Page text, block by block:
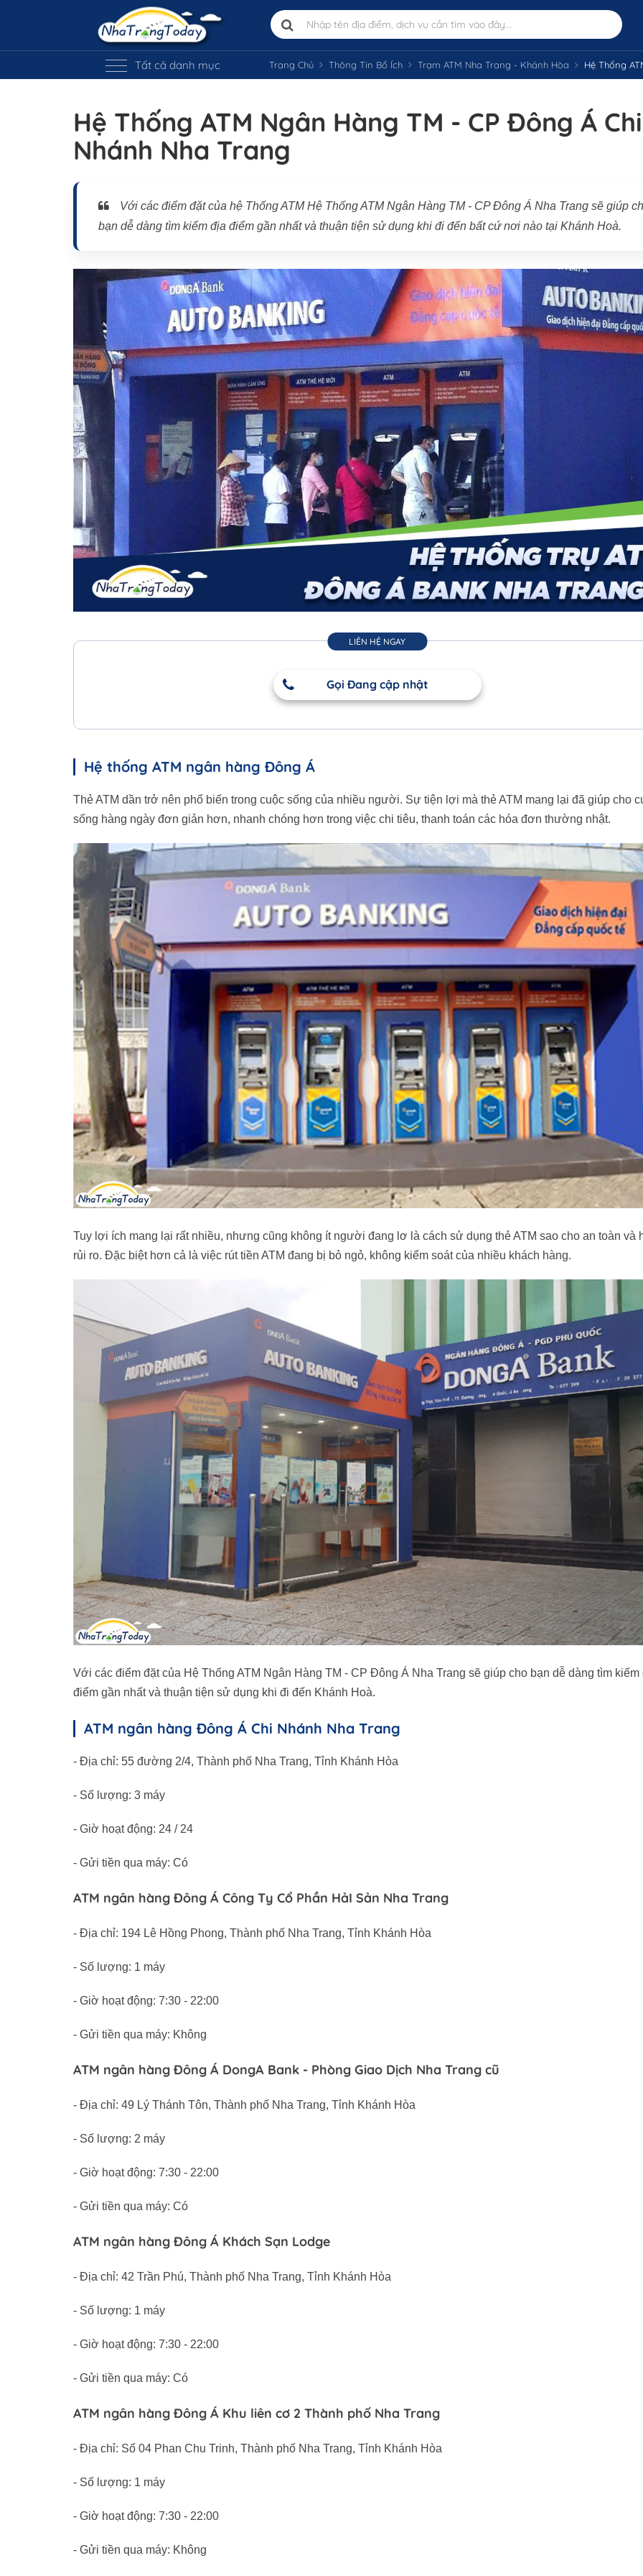
Tất cả danh mục Trang Chủ Thông Tin Bổ Ích Trạm ATM Nha Trang - Khánh Hòa Hệ Thống
Hệ Thống ATM Ngân Hàng TM - CP Đông Á Chi
Nhánh Nha Trang
Với các điểm đặt của hệ Thống ATM Hệ Thống ATM Ngân Hàng TM - CP Đông Á Nha Trang sẽ giúp
bạn dễ dàng tìm kiếm địa điểm gần nhất và thuận tiện sử dụng khi đi đến bất cứ nơi nào tại Khánh Hoà.
LIÊN HỆ NGAY
Gọi Đang cập nhật
Hệ thống ATM ngân hàng Đông Á
Thẻ ATM dần trở nên phổ biến trong cuộc sống của nhiều người. Sự tiện lợi mà thẻ ATM mang lại đã giúp cho
sống hàng ngày đơn giản hơn, nhanh chóng hơn trong việc chi tiêu, thanh toán các hóa đơn thường nhật.
Tuy lợi ích mang lại rất nhiều, nhưng cũng không ít người đang lơ là cách sử dụng thẻ ATM sao cho an toàn và
rủi ro. Đặc biệt hơn cả là việc rút tiền ATM đang bị bỏ ngỏ, không kiểm soát của nhiều khách hàng.
Với các điểm đặt của Hệ Thống ATM Ngân Hàng TM - CP Đông Á Nha Trang sẽ giúp cho bạn dễ dàng tìm kiếm
điểm gần nhất và thuận tiện sử dụng khi đi đến Khánh Hoà.
ATM ngân hàng Đông Á Chi Nhánh Nha Trang
- Địa chỉ: 55 đường 2/4, Thành phố Nha Trang, Tỉnh Khánh Hòa
- Số lượng: 3 máy
- Giờ hoạt động: 24 / 24
- Gửi tiền qua máy: Có
ATM ngân hàng Đông Á Công Ty Cổ Phần HảI Sản Nha Trang
- Địa chỉ: 194 Lê Hồng Phong, Thành phố Nha Trang, Tỉnh Khánh Hòa
- Số lượng: 1 máy
- Giờ hoạt động: 7:30 - 22:00
- Gửi tiền qua máy: Không
ATM ngân hàng Đông Á DongA Bank - Phòng Giao Dịch Nha Trang cũ
- Địa chỉ: 49 Lý Thánh Tôn, Thành phố Nha Trang, Tỉnh Khánh Hòa
- Số lượng: 2 máy
- Giờ hoạt động: 7:30 - 22:00
- Gửi tiền qua máy: Có
ATM ngân hàng Đông Á Khách Sạn Lodge
- Địa chỉ: 42 Trần Phú, Thành phố Nha Trang, Tỉnh Khánh Hòa
- Số lượng: 1 máy
- Giờ hoạt động: 7:30 - 22:00
- Gửi tiền qua máy: Có
ATM ngân hàng Đông Á Khu liên cơ 2 Thành phố Nha Trang
- Địa chỉ: Số 04 Phan Chu Trinh, Thành phố Nha Trang, Tỉnh Khánh Hòa
- Số lượng: 1 máy
- Giờ hoạt động: 7:30 - 22:00
- Gửi tiền qua máy: Không
Vị trí trên bản đồ